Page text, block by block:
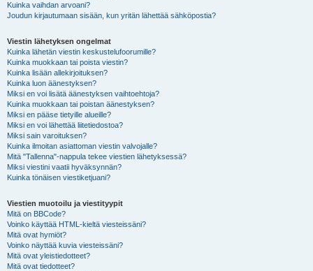
Kuinka vaihdan arvoani?
Joudun kirjautumaan sisään, kun yritän lähettää sähköpostia?
Viestin lähetyksen ongelmat
Kuinka lähetän viestin keskustelufoorumille?
Kuinka muokkaan tai poista viestin?
Kuinka lisään allekirjoituksen?
Kuinka luon äänestyksen?
Miksi en voi lisätä äänestyksen vaihtoehtoja?
Kuinka muokkaan tai poistan äänestyksen?
Miksi en pääse tietyille alueille?
Miksi en voi lähettää liitetiedostoa?
Miksi sain varoituksen?
Kuinka ilmoitan asiattoman viestin valvojalle?
Mitä "Tallenna"-nappula tekee viestien lähetyksessä?
Miksi viestini vaatii hyväksynnän?
Kuinka tönäisen viestiketjuani?
Viestien muotoilu ja viestityypit
Mitä on BBCode?
Voinko käyttää HTML-kieltä viesteissäni?
Mitä ovat hymiöt?
Voinko näyttää kuvia viesteissäni?
Mitä ovat yleistiedotteet?
Mitä ovat tiedotteet?